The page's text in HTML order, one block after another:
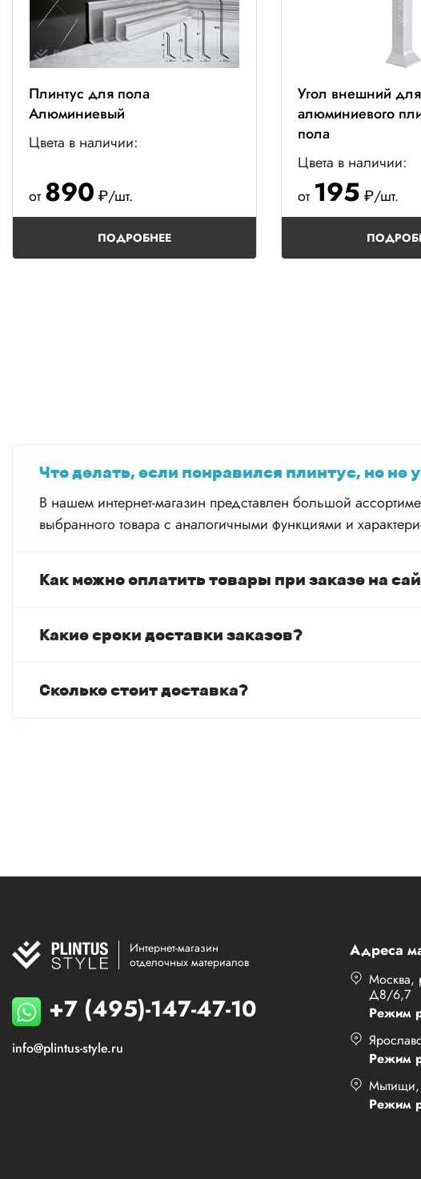
Плинтус для пола
Алюминиевый
Цвета в наличии:
от 890 ₽/шт.
ПОДРОБНЕЕ
Угол внешний для
алюминиевого
пола
Цвета в наличии:
от 195 ₽/шт.
Что делать, если понравился плинтус, но не
В нашем интернет-магазин представлен большой
выбранного товара с аналогичными функциями и
Как можно оплатить товары при заказе на
Какие сроки доставки заказов?
Сколько стоит доставка?
Интернет-магазин
отделочных материалов
+7 (495)-147-47-10
info@plintus-style.ru
Адреса
Москва,
Д8/6,7
Режим
Режим
Мытищи,
Режим